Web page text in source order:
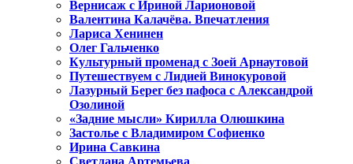
Вернисаж с Ириной Ларионовой
Валентина Калачёва. Впечатления
Лариса Хенинен
Олег Гальченко
Культурный променад с Зоей Арнаутовой
Путешествуем с Лидией Винокуровой
Лазурный Берег без пафоса с Александрой
Озолиной
«Задние мысли» Кирилла Олюшкина
Застолье с Владимиром Софиенко
Ирина Савкина